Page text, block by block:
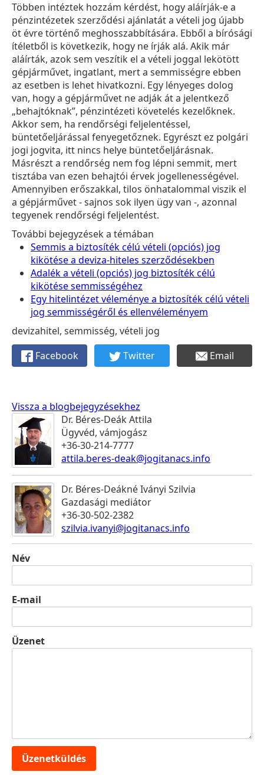
Többen intéztek hozzám kérdést, hogy aláírják-e a
pénzintézetek szerződési ajánlatát a vételi jog újabb
öt évre történő meghosszabbítására. Ebből a bírósági
ítéletből is következik, hogy ne írják alá. Akik már
aláírták, azok sem veszítik el a vételi joggal lekötött
gépjárművet, ingatlant, mert a semmisségre ebben
az esetben is lehet hivatkozni. Egy lényeges dolog
van, hogy a gépjárművet ne adják át a jelentkező
„behajtóknak”, pénzintézeti követelés kezelőknek.
Akkor sem, ha rendőrségi feljelentéssel,
büntetőeljárással fenyegetőznek. Egyrészt ez polgári
jogi jogvita, itt nincs helye büntetőeljárásnak.
Másrészt a rendőrség nem fog lépni semmit, mert
tisztába van ezen behajtói érvek jogellenességével.
Amennyiben erőszakkal, tilos önhatalommal viszik el
a gépjárművet - sajnos sok ilyen ügy van -, azonnal
tegyenek rendőrségi feljelentést.
További bejegyzések a témában
Semmis a biztosíték célú vételi (opciós) jog
kikötése a deviza-hiteles szerződésekben
Adalék a vételi (opciós) jog biztosíték célú
kikötése semmisségéhez
Egy hitelintézet véleménye a biztosíték célú vételi
jog semmisségéről és ellenvéleményem
devizahitel, semmisség, vételi jog
Facebook
Twitter Email
Vissza a blogbejegyzésekhez
Dr. Béres-Deák Attila
Ügyvéd, vámjogász
+36-30-214-7777
attila.beres-deak@jogitanacs.info
Dr. Béres-Deákné Iványi Szilvia
Gazdasági mediátor
+36-30-502-2382
szilvia.ivanyi@jogitanacs.info
Név
E-mail
Üzenet
Üzenetküldés